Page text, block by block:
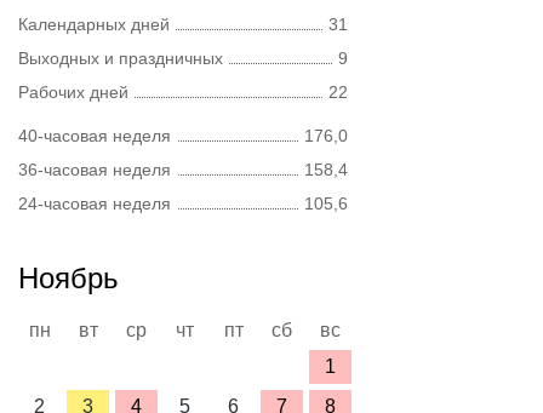
Календарных дней
31
Выходных и праздничных
9
Рабочих дней
22
40-часовая неделя
176,0
36-часовая неделя
158,4
24-часовая неделя
105,6
Ноябрь
пн вт ср чт пт сб
вс
1
2
3 4 5 6 7 8